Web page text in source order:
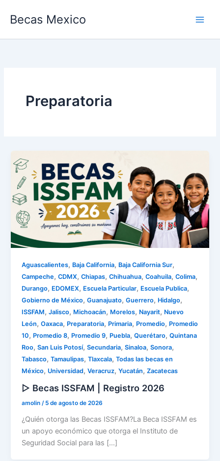
Becas Mexico
Preparatoria
Aguascalientes, Baja California, Baja California Sur,
Campeche,CDMX,Chiapas,Chihuahua,Coahuila,Colima,
Durango, EDOMEX, Escuela Particular, Escuela Publica,
Gobierno de México,Guanajuato,Guerrero, Hidalgo,
ISSFAM,Jalisco, Michoacán, Morelos, Nayarit, Nuevo
León,Oaxaca, Preparatoria, Primaria, Promedio, Promedio
10, Promedio 8, Promedio 9, Puebla,Querétaro,Quintana
Roo,San Luis Potosí,Secundaria,Sinaloa,Sonora,
Tabasco,Tamaulipas,Tlaxcala,Todas las becas en
México, Universidad,Veracruz,Yucatán,Zacatecas
▷ Becas ISSFAM | Registro 2026
amolin/ 5 de agosto de 2026
¿Quién otorga las Becas ISSFAM?La Beca ISSFAM es
un apoyo económico que otorga el Instituto de
Seguridad Social para las […]